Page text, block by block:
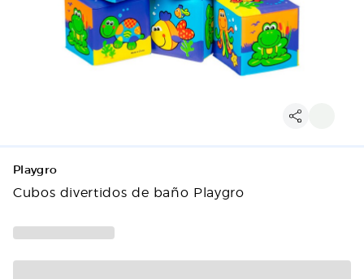
Playgro
Cubos divertidos de baño Playgro